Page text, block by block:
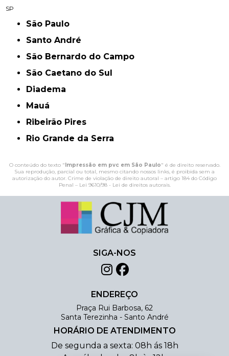
SP
São Paulo
Santo André
São Bernardo do Campo
São Caetano do Sul
Diadema
Mauá
Ribeirão Pires
Rio Grande da Serra
O conteúdo do texto "Impressão em pvc em São Paulo" é de direito reservado.
Sua reprodução, parcial ou total, mesmo citando nossos links, é proibida sem a
autorização do autor. Crime de violação de direito autoral – artigo 184 do Código
Penal – Lei 9610/98 - Lei de direitos autorais.
SIGA-NOS
ENDEREÇO
Praça Rui Barbosa, 62
Santa Terezinha - Santo André
HORÁRIO DE ATENDIMENTO
De segunda a sexta: 08h ás 18h